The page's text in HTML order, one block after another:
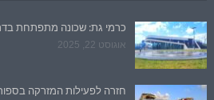
כרמי גת: שכונה מתפתחת
אוגוסט 22, 2025
חזרה לפעילות המזרקה